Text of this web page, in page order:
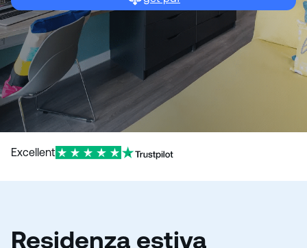
Excellent
Residenza estiva